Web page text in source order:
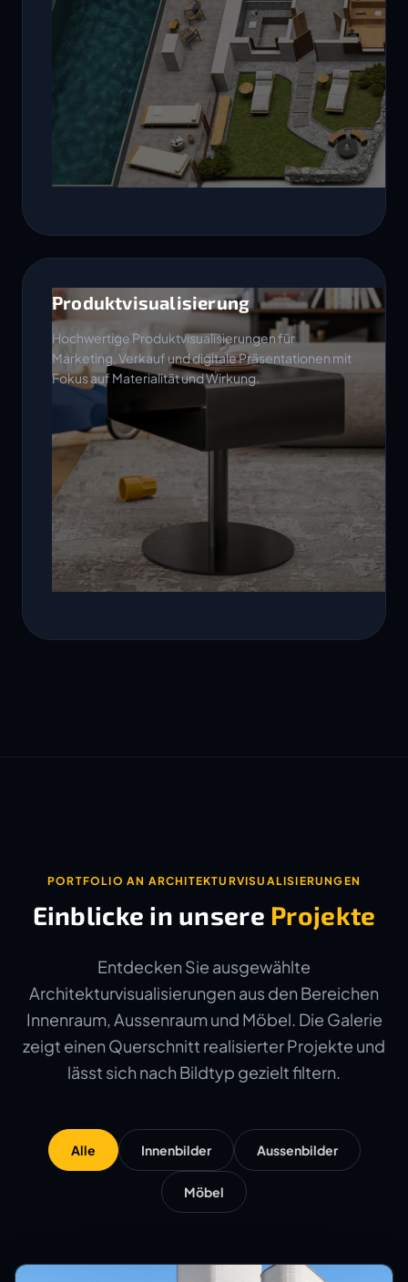
Produktvisualisierung
Hochwertige Produktvisualisierungen für
Marketing, Verkauf und digitale Präsentationen mit
Fokus auf Materialität und Wirkung.
PORTFOLIO AN ARCHITEKTURVISUALISIERUNGEN
Einblicke in unsere Projekte
Entdecken Sie ausgewählte
Architekturvisualisierungen aus den Bereichen
Innenraum, Aussenraum und Möbel. Die Galerie
zeigt einen Querschnitt realisierter Projekte und
lässt sich nach Bildtyp gezielt filtern.
Alle Innenbilder Aussenbilder
Möbel